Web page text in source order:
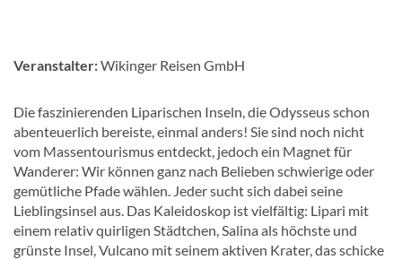
Veranstalter:Wikinger Reisen GmbH
Die faszinierenden Liparischen Inseln, die Odysseus schon
abenteuerlich bereiste, einmal anders! Sie sind noch nicht
vom Massentourismus entdeckt, jedoch ein Magnet für
Wanderer: Wir können ganz nach Belieben schwierige oder
gemütliche Pfade wählen. Jeder sucht sich dabei seine
Lieblingsinsel aus. Das Kaleidoskop ist vielfältig: Lipari mit
einem relativ quirligen Städtchen, Salina als höchste und
grünste Insel, Vulcano mit seinem aktiven Krater, das schicke